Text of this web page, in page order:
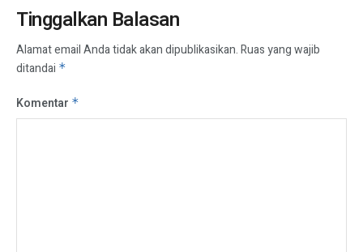
Tinggalkan Balasan
Alamat email Anda tidak akan dipublikasikan.Ruas yang wajib
ditandai *
Komentar *